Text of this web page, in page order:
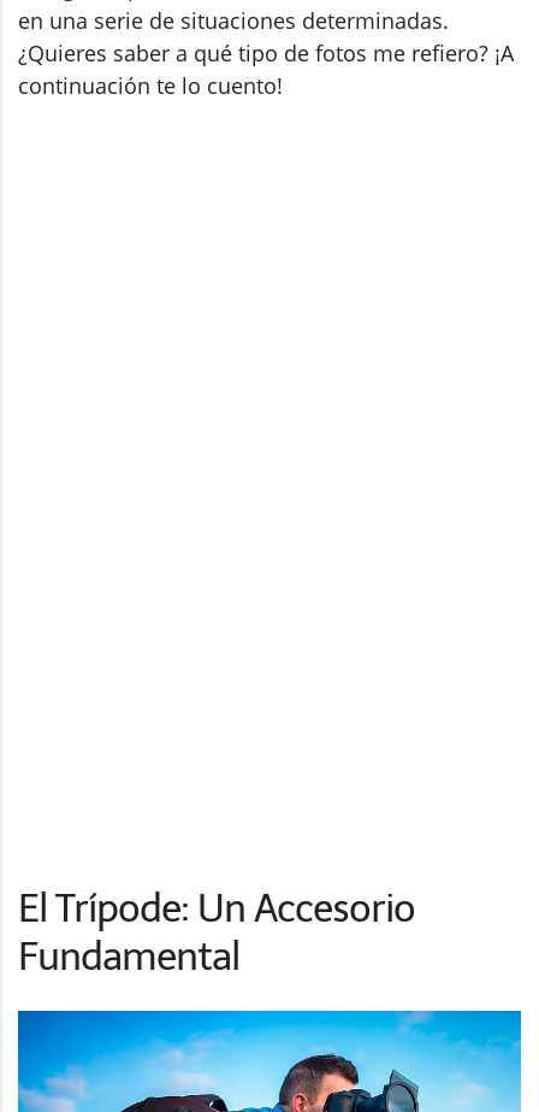
en una serie de situaciones determinadas.
¿Quieres saber a qué tipo de fotos me refiero? ¡A
continuación te lo cuento!
El Trípode: Un Accesorio
Fundamental